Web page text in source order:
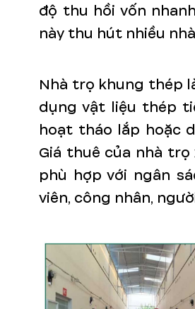
độ thu hồi vốn
này thu hút nhiều
Nhà trọ khung thép
dụng vật liệu thép
hoạt tháo lắp hoặc
Giá thuê của nhà
phù hợp với ngân
viên, công nhân,